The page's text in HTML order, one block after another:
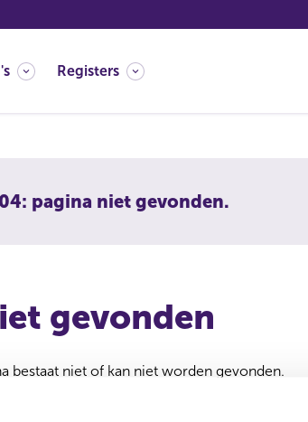
Registers
pagina niet gevonden.
gevonden
bestaat niet of kan niet worden gevonden.